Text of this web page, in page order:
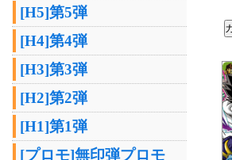
[H5]第5弾
[H4]第4弾
[H3]第3弾
[H2]第2弾
[H1]第1弾
[プロモ]無印弾プロモ